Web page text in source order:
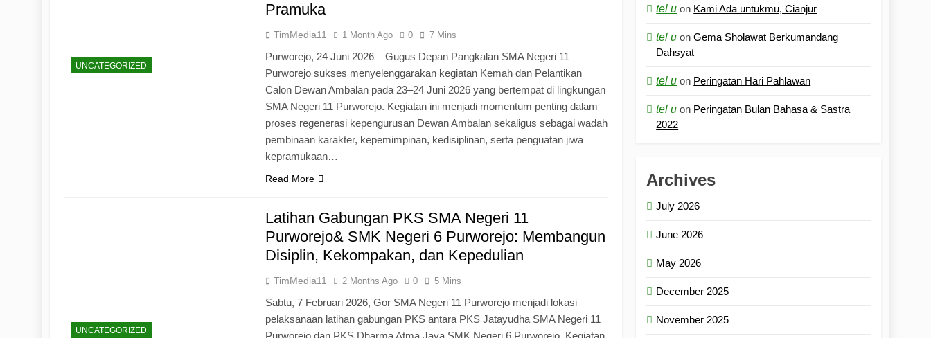
UNCATEGORIZED
Pramuka
TimMedia11 1 Month Ago 0 7 Mins
Purworejo, 24 Juni 2026 – Gugus Depan Pangkalan SMA Negeri 11
Purworejo sukses menyelenggarakan kegiatan Kemah dan Pelantikan
Calon Dewan Ambalan pada 23–24 Juni 2026 yang bertempat di lingkungan
SMA Negeri 11 Purworejo. Kegiatan ini menjadi momentum penting dalam
proses regenerasi kepengurusan Dewan Ambalan sekaligus sebagai wadah
pembinaan karakter, kepemimpinan, kedisiplinan, serta penguatan jiwa
kepramukaan…
Read More
UNCATEGORIZED
Latihan Gabungan PKS SMA Negeri 11
Purworejo& SMK Negeri 6 Purworejo: Membangun
Disiplin, Kekompakan, dan Kepedulian
TimMedia11 2 Months Ago 0 5 Mins
Sabtu, 7 Februari 2026, Gor SMA Negeri 11 Purworejo menjadi lokasi
pelaksanaan latihan gabungan PKS antara PKS Jatayudha SMA Negeri 11
Purworejo dan PKS Dharma Atma Jaya SMK Negeri 6 Purworejo. Kegiatan
tel u on Kami Ada untukmu, Cianjur
tel u onGema Sholawat Berkumandang
Dahsyat
tel u on Peringatan Hari Pahlawan
tel u on Peringatan Bulan Bahasa & Sastra
2022
Archives
July 2026
June 2026
May 2026
December 2025
November 2025